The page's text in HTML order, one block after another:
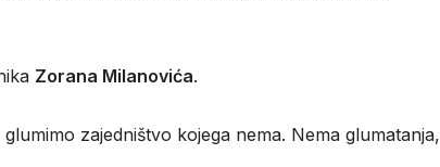
Zorana Milanovića.
zajedništvo kojega nema. Nema glumatanja,